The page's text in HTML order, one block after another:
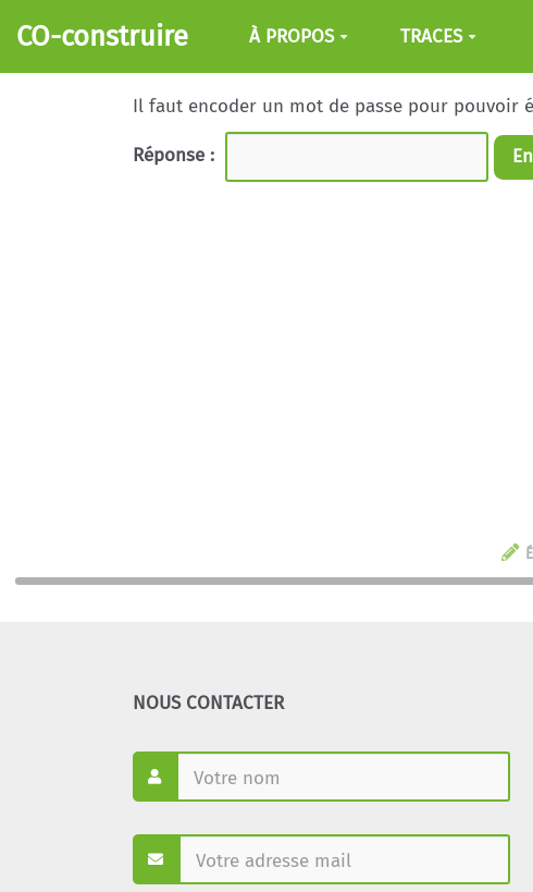
Aller au contenu principal
CO-construire À PROPOS TRACES
Il faut encoder un mot de passe pour pouvoir
Réponse :
NOUS CONTACTER